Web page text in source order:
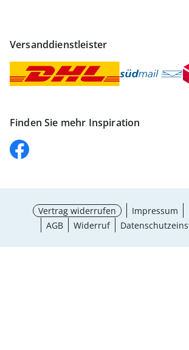
Versanddienstleister
Finden Sie mehr Inspiration
Vertrag widerrufen Impressum
AGB
Widerruf